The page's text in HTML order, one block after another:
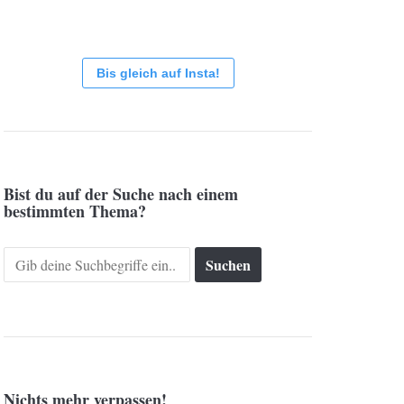
Bis gleich auf Insta!
Bist du auf der Suche nach einem
bestimmten Thema?
Search
for: